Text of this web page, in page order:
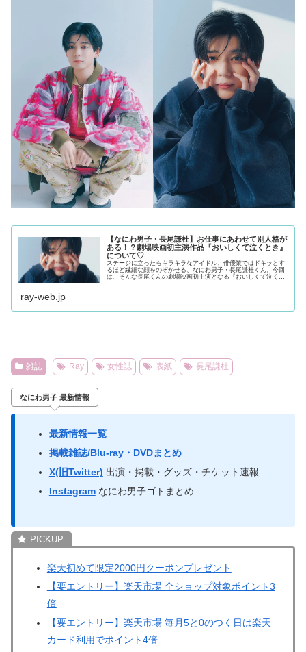
【なにわ男子・長尾謙杜】お仕事にあわせて別人格が
ある！？劇場映画初主演作品『おいしくて泣くとき』
について♡
ステージに立ったらキラキラなアイドル、俳優業ではドキッとす
るほど繊細な顔をのぞかせる、なにわ男子・長尾謙杜くん。今回
は、そんな長尾くんの劇場映画初主演となる『おいしくて泣くと
ray-web.jp
雑誌 Ray 女性誌 表紙 長尾謙杜
なにわ男子 最新情報
最新情報一覧
掲載雑誌/Blu-ray・DVDまとめ
X(旧Twitter) 出演・掲載・グッズ・チケット速報
Instagramなにわ男子ゴトまとめ
楽天初めて限定2000円クーポンプレゼント
【要エントリー】楽天市場 全ショップ対象ポイント3
倍
【要エントリー】楽天市場 毎月5と0のつく日は楽天
カード利用でポイント4倍